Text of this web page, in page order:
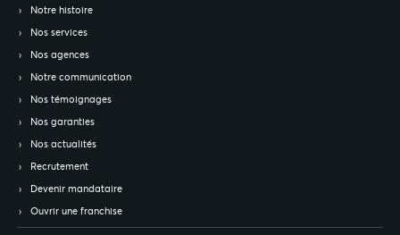
Notre histoire
Nos services
Nos agences
Notre communication
Nos témoignages
Nos garanties
Nos actualités
Recrutement
Devenir mandataire
Ouvrir une franchise